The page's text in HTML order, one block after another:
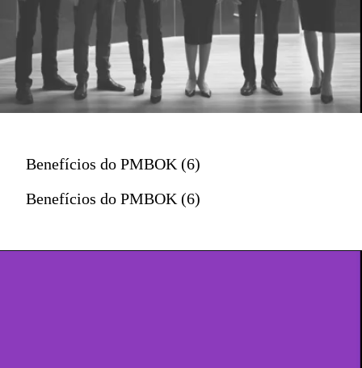
Benefícios do PMBOK (6)
Benefícios do PMBOK (6)